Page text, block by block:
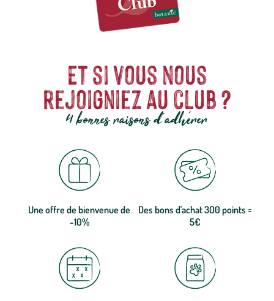
Et si vous nous
rejoigniez au club ?
4 bonnes raisons d'adhérer
Une offre de bienvenue de
-10%
Des bons d'achat 300 points =
5€